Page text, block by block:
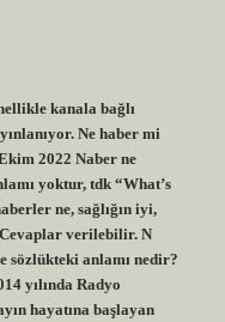
kanala bağlı
Ne haber mi
2022 Naber ne
yoktur, tdk “What’s
ne, sağlığın iyi,
Cevaplar verilebilir. N
sözlükteki anlamı nedir?
yılında Radyo
hayatına başlayan